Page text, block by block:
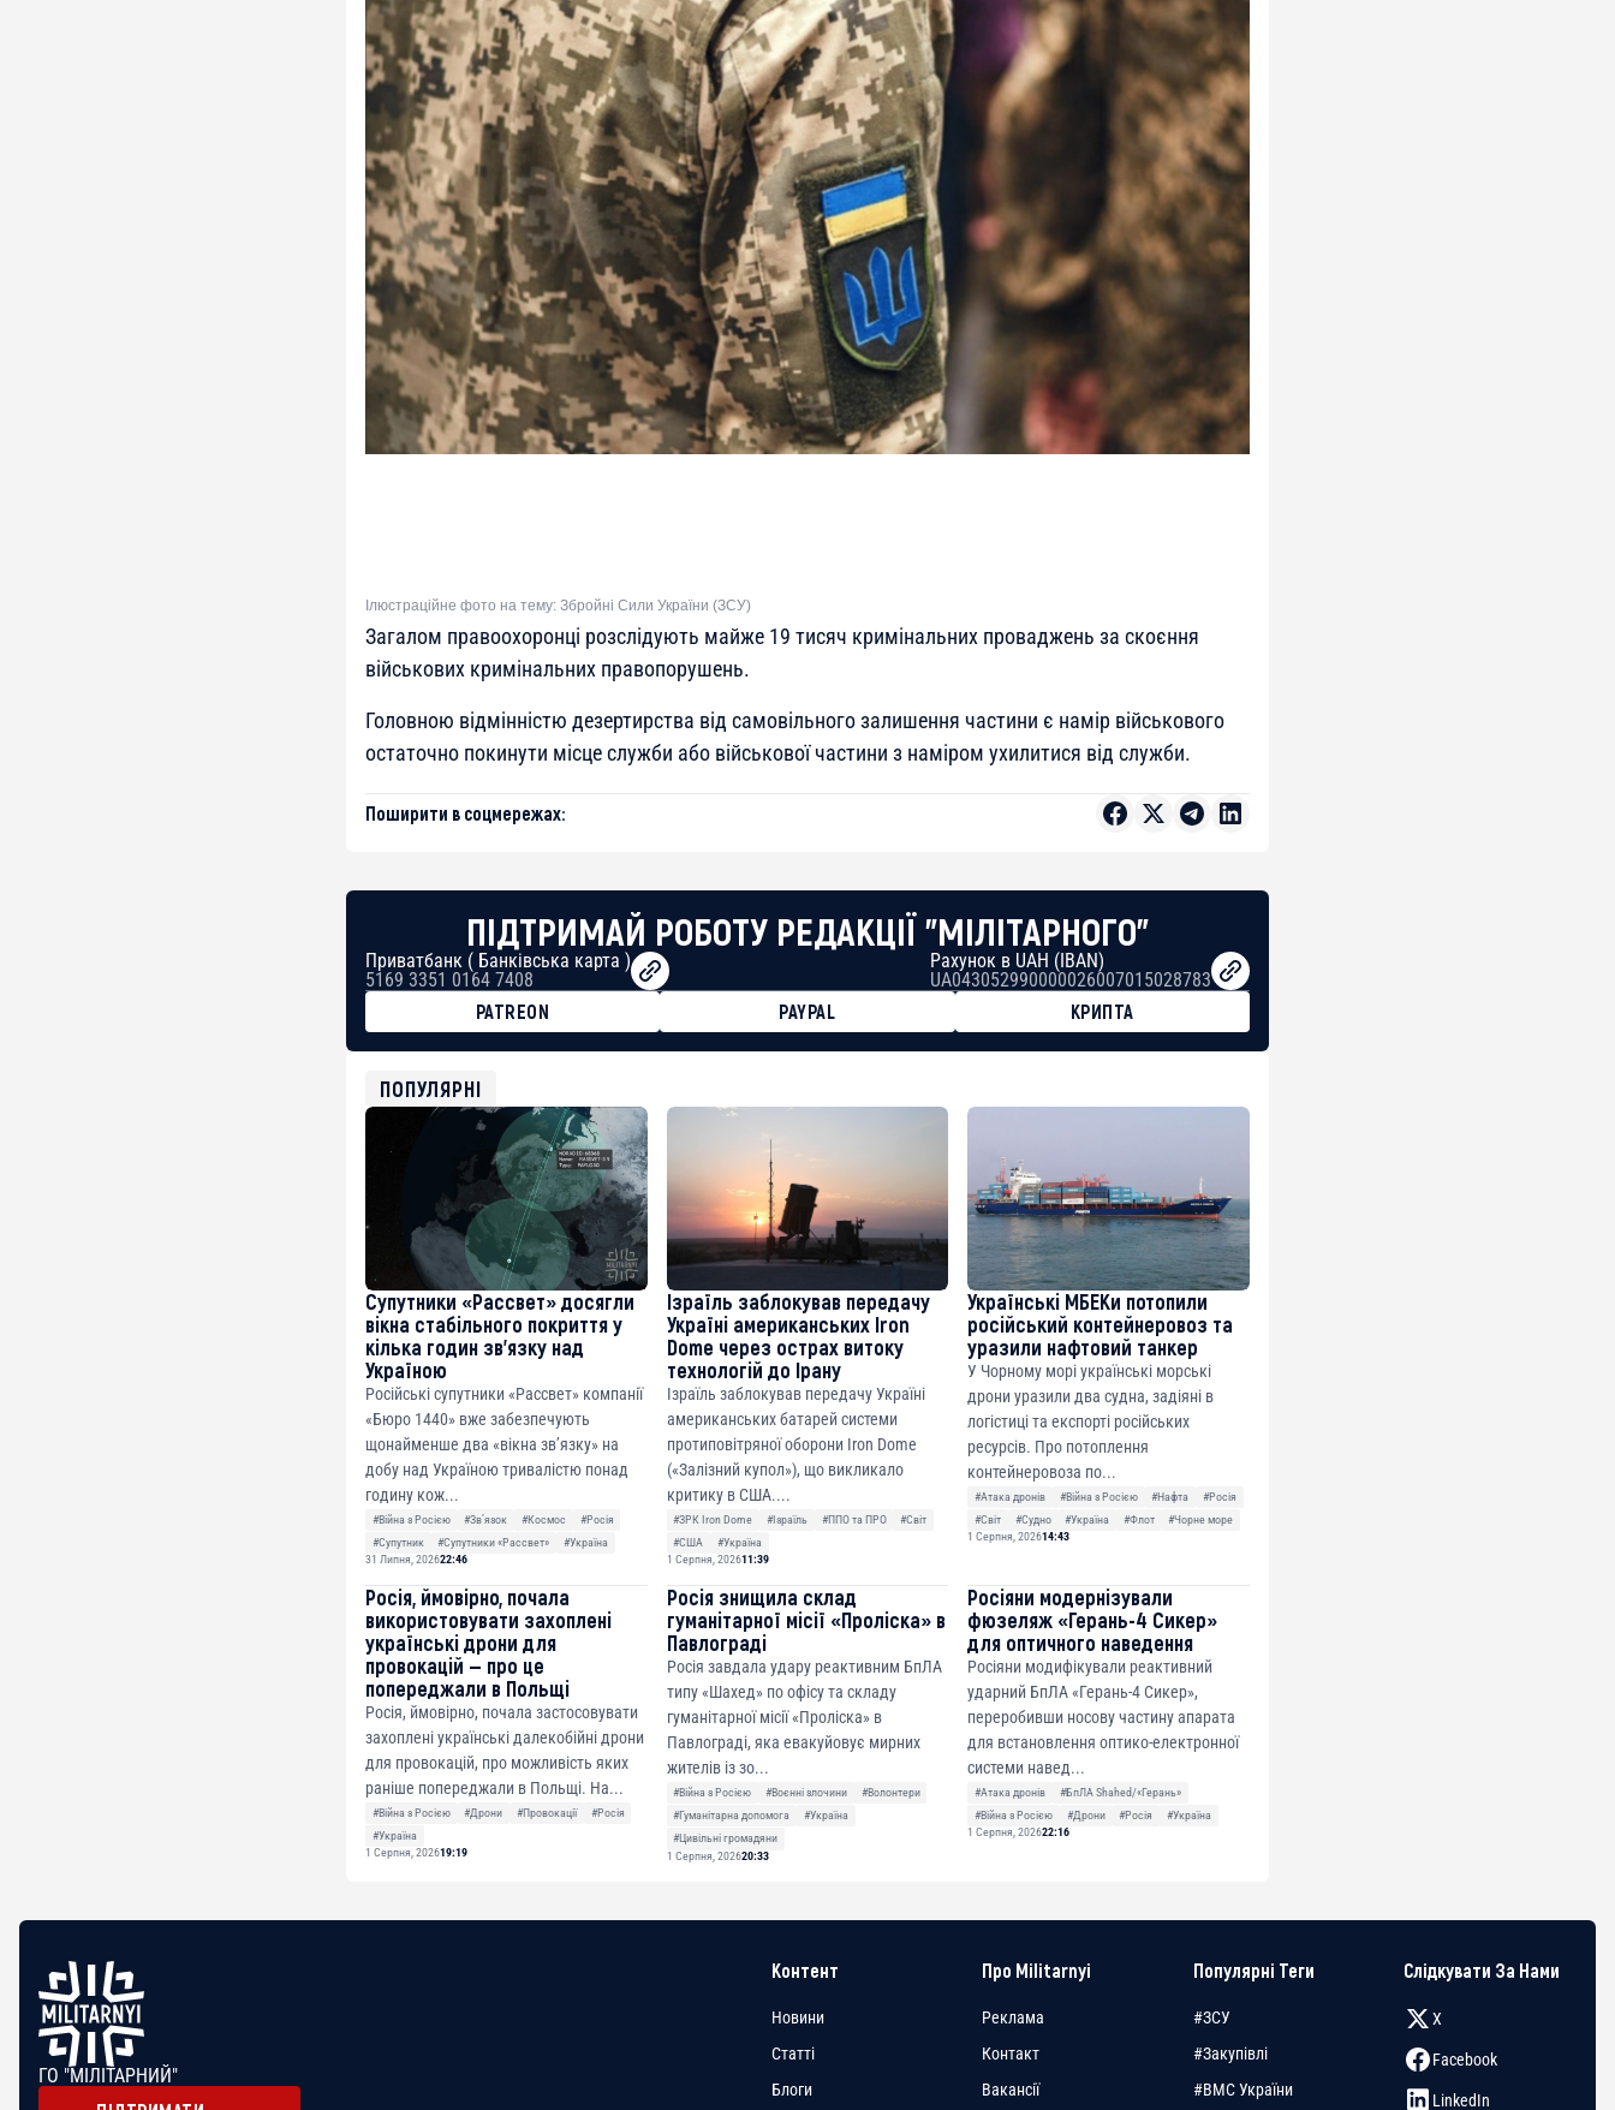
Ілюстраційне фото на тему: Збройні Сили України (ЗСУ)
Загалом правоохоронці розслідують майже 19 тисяч кримінальних проваджень за скоєння
військових кримінальних правопорушень.
Головною відмінністю дезертирства від самовільного залишення частини є намір військового
остаточно покинути місце служби або військової частини з наміром ухилитися від служби.
Поширити в соцмережах:
ПІДТРИМАЙ РОБОТУ РЕДАКЦІЇ "МІЛІТАРНОГО"
Приватбанк ( Банківська карта )
5169 3351 0164 7408
Рахунок в UAH (IBAN)
UA043052990000026007015028783
PATREON
PAYPAL
КРИПТА
USDT
0x8676644fA7B6d328310283cAC1065Ae01d97CEe7
ETH
0xfD02863D3289416fcF50975c9DFda13623f97758
ПОПУЛЯРНІ
Супутники «Рассвет» досягли
вікна стабільного покриття у
кілька годин зв’язку над
Україною
Російські супутники «Рассвет» компанії
«Бюро 1440» вже забезпечують
щонайменше два «вікна зв’язку» на
добу над Україною тривалістю понад
годину кож...
#Війна з Росією #Звʼязок #Космос
#Росія
#Супутник
#Супутники «Рассвет»
#Україна
31 Липня, 202622:46
Ізраїль заблокував передачу
Україні американських Iron
Dome через острах витоку
технологій до Ірану
Ізраїль заблокував передачу Україні
американських батарей системи
протиповітряної оборони Iron Dome
(«Залізний купол»), що викликало
критику в США....
#ЗРК Iron Dome #Ізраїль #ППО та ПРО
#Світ
#США
#Україна
1 Серпня, 202611:39
Українські МБЕКи потопили
російський контейнеровоз та
уразили нафтовий танкер
У Чорному морі українські морські
дрони уразили два судна, задіяні в
логістиці та експорті російських
ресурсів. Про потоплення
контейнеровоза по...
#Атака дронів #Війна з Росією #Нафта
#Росія
#Світ
#Судно #Україна #Флот
#Чорне море
1 Серпня, 202614:43
Росія, ймовірно, почала
використовувати захоплені
українські дрони для
провокацій — про це
попереджали в Польщі
Росія, ймовірно, почала застосовувати
захоплені українські далекобійні дрони
для провокацій, про можливість яких
раніше попереджали в Польщі. На...
#Війна з Росією #Дрони #Провокації
#Росія
#Україна
1 Серпня, 202619:19
Росія знищила склад
гуманітарної місії «Проліска» в
Павлограді
Росія завдала удару реактивним БпЛА
типу «Шахед» по офісу та складу
гуманітарної місії «Проліска» в
Павлограді, яка евакуйовує мирних
жителів із зо...
#Війна з Росією #Воєнні злочини
#Волонтери
#Гуманітарна допомога
#Україна
#Цивільні громадяни
1 Серпня, 202620:33
Росіяни модернізували
фюзеляж «Герань-4 Сикер»
для оптичного наведення
Росіяни модифікували реактивний
ударний БпЛА «Герань-4 Сикер»,
переробивши носову частину апарата
для встановлення оптико-електронної
системи навед...
#Атака дронів
#БпЛА Shahed/«Герань»
#Війна з Росією
#Дрони #Росія
#Україна
1 Серпня, 202622:16
ГО "МІЛІТАРНИЙ"
Контент
Новини
Статті
Блоги
Про Militarnyi
Реклама
Контакт
Вакансії
Популярні Теги
#ЗСУ
#Закупівлі
#ВМС України
Слідкувати За Нами
X
Facebook
LinkedIn